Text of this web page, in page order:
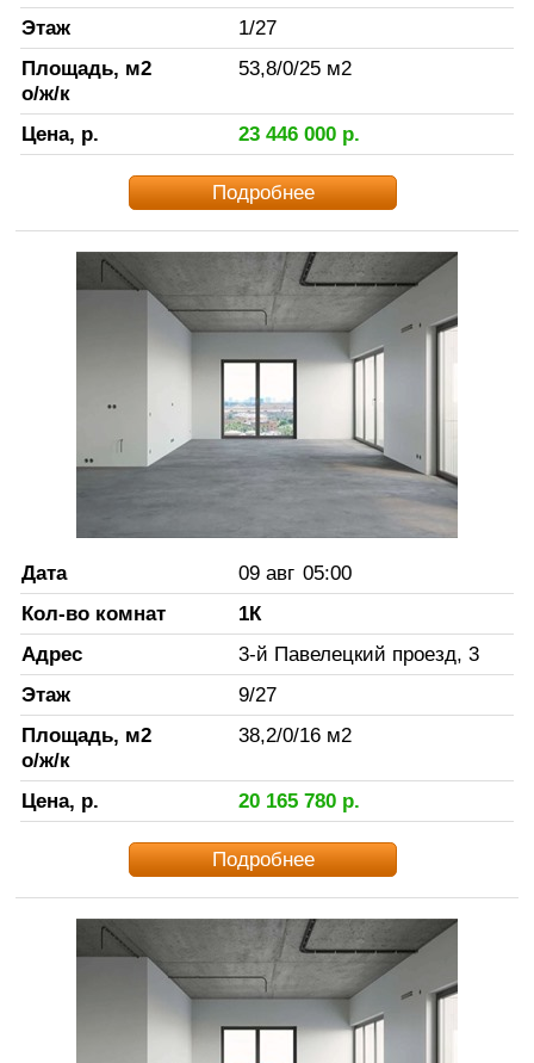
Этаж
1/27
Площадь, м2
о/ж/к
53,8/0/25 м2
Цена, р. 23 446 000р.
Подробнее
Дата 09 авг 05:00
Кол-во комнат
1К
Адрес
3-й Павелецкий проезд, 3
Этаж
9/27
Площадь, м2
о/ж/к
38,2/0/16 м2
Цена, р. 20 165 780р.
Подробнее